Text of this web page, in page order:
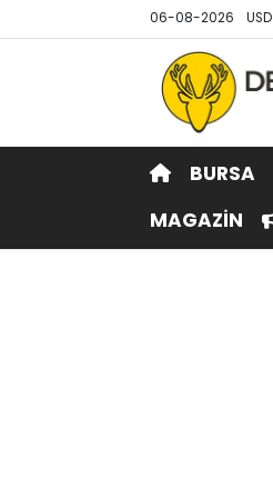
06-08-2026 USD
BURSA
MAGAZİN
Hava Durumu
Trafik Durumu
Tüm Manşetler